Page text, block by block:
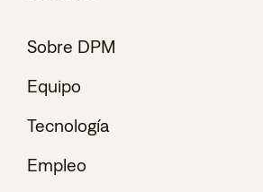
Sobre DPM
Equipo
Tecnología
Empleo